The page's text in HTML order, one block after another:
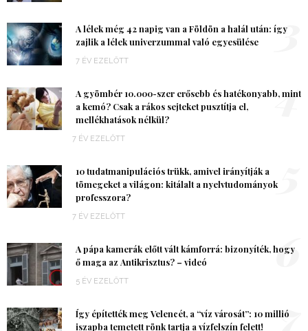
A lélek még 42 napig van a Földön a halál után: így
zajlik a lélek univerzummal való egyesülése
7 ÉV EZELŐTT
3
A gyömbér 10.000-szer erősebb és hatékonyabb, mint
a kemó? Csak a rákos sejteket pusztítja el,
mellékhatások nélkül?
7 ÉV EZELŐTT
4
10 tudatmanipulációs trükk, amivel irányítják a
tömegeket a világon: kitálalt a nyelvtudományok
professzora?
7 ÉV EZELŐTT
A pápa kamerák előtt vált kámforrá: bizonyíték, hogy
ő maga az Antikrisztus? – videó
5 ÉV EZELŐTT
6
Így építették meg Velencét, a “víz városát”: 10 millió
iszapba temetett rönk tartja a vízfelszín felett!
7